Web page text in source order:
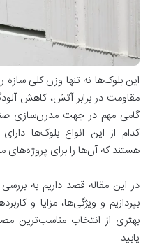
این بلوک‌ها نه تنها وزن کلی
مقاومت در برابر آتش، کاهش
گامی مهم در جهت مدرن‌سازی
کدام از این انواع بلوک‌ها
هستند که آن‌ها را برای
در این مقاله قصد داریم به
بپردازیم و ویژگی‌ها، مزایا و
بهتری از انتخاب مناسب‌ترین
یابید.